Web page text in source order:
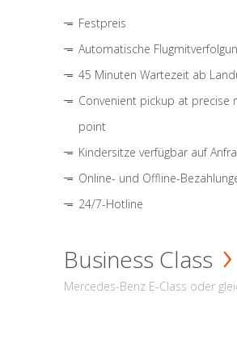
Festpreis
Automatische
45 Minuten Wartezeit ab
Convenient pickup at precise
point
Kindersitze verfügbar auf
Online- und Offline-
24/7-Hotline
Business Class
Mercedes-Benz E-Class oder